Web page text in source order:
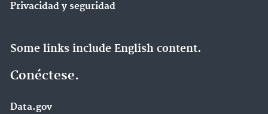
Privacidad y seguridad
Some links include English content.
Conéctese.
Data.gov